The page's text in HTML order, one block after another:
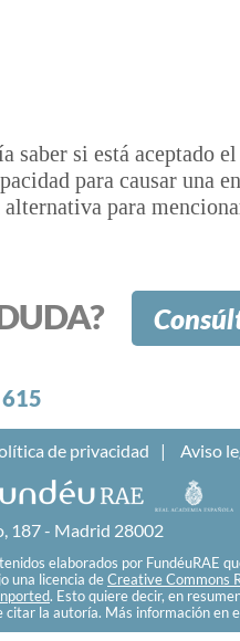
saber si está aceptado
para causar una
para
de privacidad Aviso
187 - Madrid 28002
elaborados por FundéuRAE
una licencia de Creative Commons
. Esto quiere decir, en
la autoría. Más información en